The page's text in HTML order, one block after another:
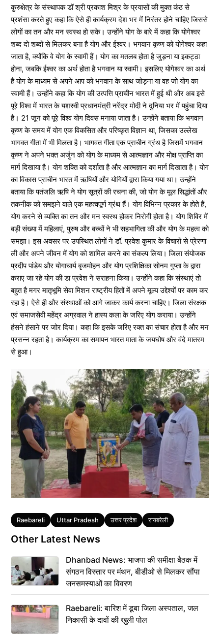
कुरुक्षेत्र के संस्थापक डॉ श्री प्रकाश मिश्र के प्रयासों की मुक्त कंठ से
प्रशंसा करते हुए कहा कि ऐसे ही कार्यक्रम देश भर में निरंतर होने चाहिए जिससे
लोगों का तन और मन स्वस्थ हो सके। उन्होंने योग के बारे में कहा कि योगेश्वर
शब्द दो शब्दों से मिलकर बना है योग और ईश्वर। भगवान कृष्ण को योगेश्वर कहा
जाता है, क्योंकि वे योग के स्वामी हैं। योग का मतलब होता है जुड़ना या इकट्ठा
होना, जबकि ईश्वर का अर्थ होता है भगवान या स्वामी। इसलिए योगेश्वर का अर्थ
है योग के माध्यम से अपने आप को भगवान के साथ जोड़ना या वह जो योग का
स्वामी हैं। उन्होंने कहा कि योग की उत्पत्ति प्राचीन भारत में हुई थी और अब इसे
पूरे विश्व में भारत के यशस्वी प्रधानमंत्री नरेंद्र मोदी ने दुनिया भर में पहुंचा दिया
है। 21 जून को पूरे विश्व योग दिवस मनाया जाता है। उन्होंने बताया कि भगवान
कृष्ण के समय में योग एक विकसित और परिष्कृत विज्ञान था, जिसका उल्लेख
भागवत गीता में भी मिलता है। भागवत गीता एक प्राचीन ग्रंथ है जिसमें भगवान
कृष्ण ने अपने भक्त अर्जुन को योग के माध्यम से आत्मज्ञान और मोक्ष प्राप्ति का
मार्ग दिखाया है। योग शक्ति को दर्शाता है और आत्मज्ञान का मार्ग दिखाता है। योग
का विकास प्राचीन भारत में ऋषियों और योगियों द्वारा किया गया था। उन्होंने
बताया कि पतंजलि ऋषि ने योग सूत्रों की रचना की, जो योग के मूल सिद्धांतों और
तकनीक को समझने वाले एक महत्वपूर्ण ग्रंथ हैं। योग विभिन्न प्रकार के होते हैं,
योग करने से व्यक्ति का तन और मन स्वस्थ होकर निरोगी होता है। योग शिविर में
बड़ी संख्या में महिलाएं, पुरुष और बच्चों ने भी सहभागिता की और योग के महत्व को
समझा। इस अवसर पर उपस्थित लोगों ने डॉ. प्रवेश कुमार के विचारों से प्रेरणा
ली और अपने जीवन में योग को शामिल करने का संकल्प लिया। जिला संयोजक
प्रदीप पांडेय और योगाचार्य बृजमोहन और योग प्रशिक्षिका सोनम गुप्ता के द्वारा
कराए जा रहे योग की डा प्रवेश ने सराहना किया। उन्होंने कहा कि संस्थाएं तो
बहुत है मगर मातृभूमि सेवा मिशन राष्ट्रीय हितों में अपने मूल्य उद्देश्यों पर काम कर
रहा है। ऐसे ही और संस्थाओं को आगे जाकर कार्य करना चाहिए। जिला संरक्षक
एवं समाजसेवी महेंद्र अग्रवाल ने हास्य कला के जरिए योग कराया। उन्होंने
हंसने हंसाने पर जोर दिया। कहा कि इसके जरिए रक्त का संचार होता है और मन
प्रसन्न रहता है। कार्यक्रम का समापन भारत माता के जयघोष और वंदे मातरम
से हुआ।
Tags
Raebareli Uttar Pradesh उत्तर प्रदेश रायबरेली
Other Latest News
Dhanbad News: भाजपा की समीक्षा बैठक में
संगठन विस्तार पर मंथन, बीडीओ से मिलकर सौंपा
जनसमस्याओं का विवरण
Raebareli: बारिश में डूबा जिला अस्पताल, जल
निकासी के दावों की खुली पोल